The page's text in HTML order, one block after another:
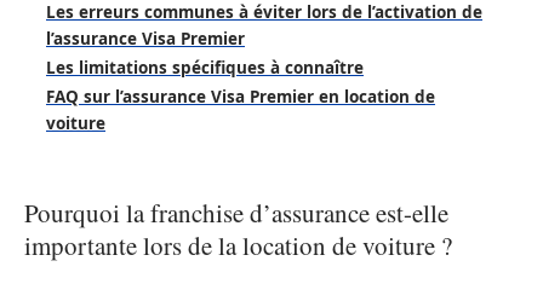
Les erreurs communes à éviter lors de l’activation de
l’assurance Visa Premier
Les limitations spécifiques à connaître
FAQ sur l’assurance Visa Premier en location de
voiture
Pourquoi la franchise d’assurance est-elle
importante lors de la location de voiture ?